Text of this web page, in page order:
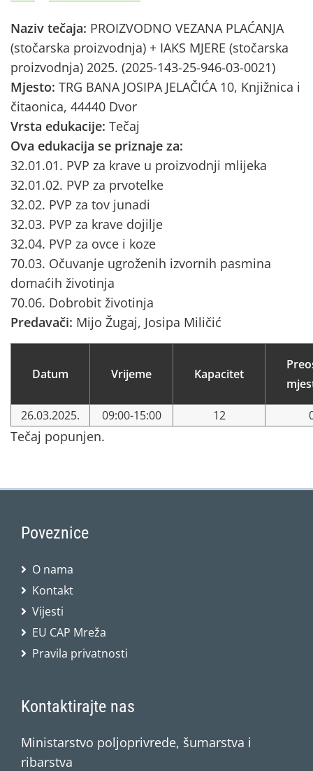
Naziv tečaja: PROIZVODNO VEZANA PLAĆANJA
(stočarska proizvodnja) + IAKS MJERE (stočarska
proizvodnja) 2025. (2025-143-25-946-03-0021)
Mjesto: TRG BANA JOSIPA JELAČIĆA 10, Knjižnica i
čitaonica, 44440 Dvor
Vrsta edukacije: Tečaj
Ova edukacija se priznaje za:
32.01.01. PVP za krave u proizvodnji mlijeka
32.01.02. PVP za prvotelke
32.02. PVP za tov junadi
32.03. PVP za krave dojilje
32.04. PVP za ovce i koze
70.03. Očuvanje ugroženih izvornih pasmina
domaćih životinja
70.06. Dobrobit životinja
Predavači: Mijo Žugaj, Josipa Miličić
Datum Vrijeme Kapacitet
26.03.2025. 09:00-15:00 12
Tečaj popunjen.
Poveznice
O nama
Kontakt
Vijesti
EU CAP Mreža
Pravila privatnosti
Kontaktirajte nas
Ministarstvo poljoprivrede, šumarstva i
ribarstva